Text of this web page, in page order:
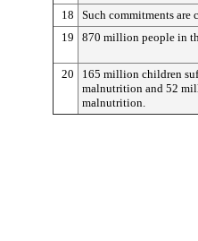
18
Such commitments are
19
870 million people in
20
165 million children
malnutrition and 52
malnutrition.